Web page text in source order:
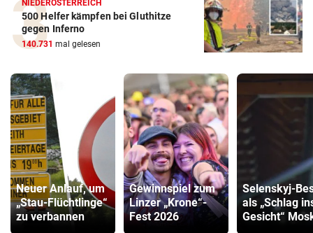
NIEDERÖSTERREICH
500 Helfer kämpfen bei Gluthitze
gegen Inferno
140.731 mal gelesen
Neuer Anlauf, um
„Stau-Flüchtlinge“
zu verbannen
Gewinnspiel zum
Linzer „Krone“-
Fest 2026
Selenskyj-
als „Schlag
Gesicht“